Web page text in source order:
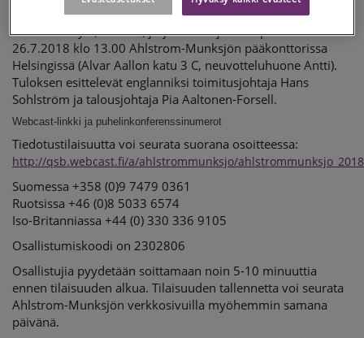
Yhdistetty tiedotustilaisuus, puhelinkonferenssi ja suora
verkkolähetys (webcast) järjestetään julkaisupäivänä
26.7.2018 klo 13.00 Ahlstrom-Munksjön pääkonttorissa
Helsingissä (Alvar Aallon katu 3 C, neuvotteluhuone Antti).
Tuloksen esittelevät englanniksi toimitusjohtaja Hans
Sohlström ja talousjohtaja Pia Aaltonen-Forsell.
Webcast-linkki ja puhelinkonferenssinumerot
Tiedotustilaisuutta voi seurata suorana osoitteessa:
http://qsb.webcast.fi/a/ahlstrommunksjo/
Suomessa +358 (0)9 7479 0361
Ruotsissa +46 (0)8 5033 6574
Iso-Britanniassa +44 (0) 330 336 9105
Osallistumiskoodi on 2302806
Osallistujia pyydetään soittamaan noin 5-10 minuuttia
ennen tilaisuuden alkua. Tilaisuuden tallennetta voi seurata
Ahlstrom-Munksjön verkkosivuilla myöhemmin samana
päivänä.